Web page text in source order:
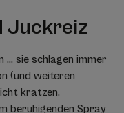
Juckreiz
... sie schlagen immer
(und weiteren
kratzen.
beruhigenden Spray